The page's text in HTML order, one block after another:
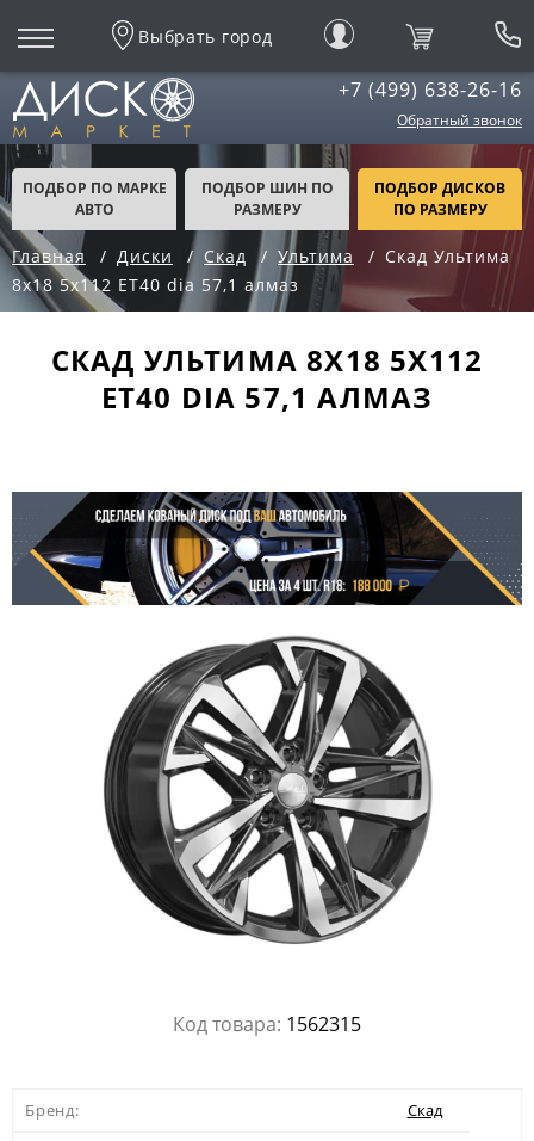
Выбрать город
+7 (499) 638-26-16
Обратный звонок
ПОДБОР ПО МАРКЕ
АВТО
ПОДБОР ШИН ПО
РАЗМЕРУ
ПОДБОР ДИСКОВ
ПО РАЗМЕРУ
Главная Диски Скад Ультима
Скад Ультима
8x18 5x112 ET40 dia 57,1 алмаз
СКАД УЛЬТИМА 8X18 5X112
ET40 DIA 57,1 АЛМАЗ
Код товара: 1562315
Бренд:
Скад